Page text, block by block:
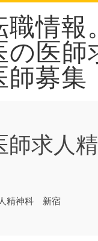
情報。
の医師
師募集
師求人
精神科 新宿